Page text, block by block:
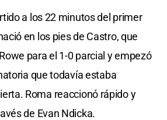
a los 22 minutos del primer
en los pies de Castro, que
para el 1-0 parcial y empezó
que todavía estaba
Roma reaccionó rápido y
de Evan Ndicka.